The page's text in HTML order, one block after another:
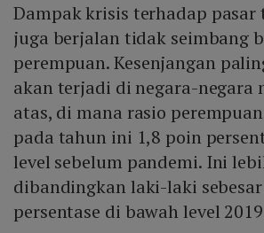
Dampak krisis terhadap pasar
juga berjalan tidak seimbang
perempuan. Kesenjangan
akan terjadi di negara-negara
atas, di mana rasio
pada tahun ini 1,8 poin
level sebelum pandemi. Ini
dibandingkan laki-laki
persentase di bawah level